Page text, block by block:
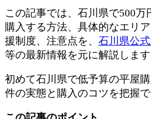
この記事では、石川県で500
購入する方法、具体的なエリ
援制度、注意点を、 石川県公
等の最新情報を元に解説します
初めて石川県で低予算の平屋
件の実態と購入のコツを把握